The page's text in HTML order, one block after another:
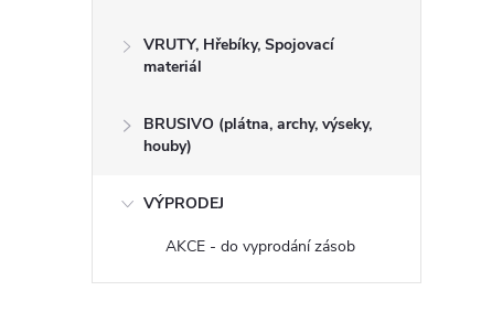
VRUTY, Hřebíky, Spojovací
materiál
BRUSIVO (plátna, archy, výseky,
houby)
VÝPRODEJ
AKCE - do vyprodání zásob
050009